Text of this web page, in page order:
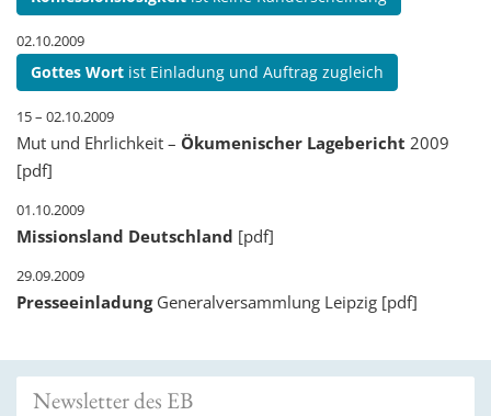
02.10.2009
Gottes Wort ist Einladung und Auftrag zugleich
15 – 02.10.2009
Mut und Ehrlichkeit – Ökumenischer Lagebericht 2009
[pdf]
01.10.2009
Missionsland Deutschland [pdf]
29.09.2009
PresseeinladungGeneralversammlung Leipzig [pdf]
Newsletter des EB